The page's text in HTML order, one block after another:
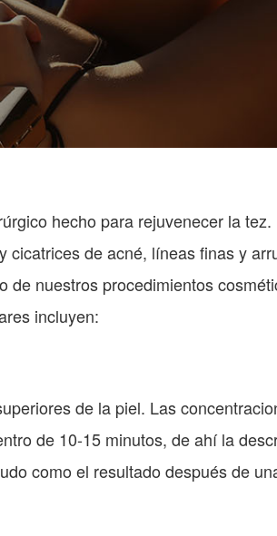
hecho para rejuvenecer la
cicatrices de acné, líneas finas y
nuestros procedimientos
incluyen:
de la piel. Las
de 10-15 minutos, de ahí la
como el resultado después de